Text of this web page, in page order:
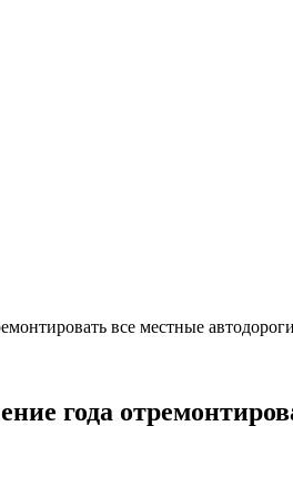
все местные автодороги
года